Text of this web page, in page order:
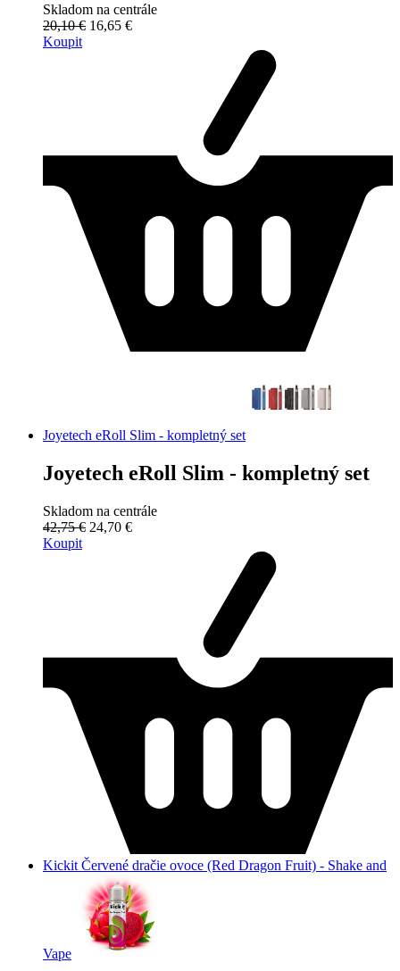
Skladom na centrále
20,10 € 16,65 €
Koupit
Joyetech eRoll Slim - kompletný set
Joyetech eRoll Slim - kompletný set
Skladom na centrále
42,75 € 24,70 €
Koupit
Kickit Červené dračie ovoce (Red Dragon Fruit) - Shake and
Vape